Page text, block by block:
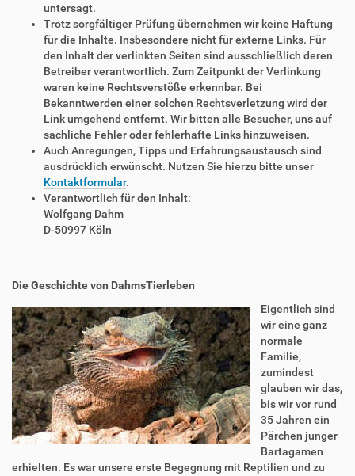
untersagt.
Trotz sorgfältiger Prüfung übernehmen wir keine Haftung
für die Inhalte. Insbesondere nicht für externe Links. Für
den Inhalt der verlinkten Seiten sind ausschließlich deren
Betreiber verantwortlich. Zum Zeitpunkt der Verlinkung
waren keine Rechtsverstöße erkennbar. Bei
Bekanntwerden einer solchen Rechtsverletzung wird der
Link umgehend entfernt. Wir bitten alle Besucher, uns auf
sachliche Fehler oder fehlerhafte Links hinzuweisen.
Auch Anregungen, Tipps und Erfahrungsaustausch sind
ausdrücklich erwünscht. Nutzen Sie hierzu bitte unser
Kontaktformular.
Verantwortlich für den Inhalt:
Wolfgang Dahm
D-50997 Köln
Die Geschichte von DahmsTierleben
Eigentlich sind
wir eine ganz
normale
Familie,
zumindest
glauben wir das,
bis wir vor rund
35 Jahren ein
Pärchen junger
Bartagamen
erhielten. Es war unsere erste Begegnung mit Reptilien und zu